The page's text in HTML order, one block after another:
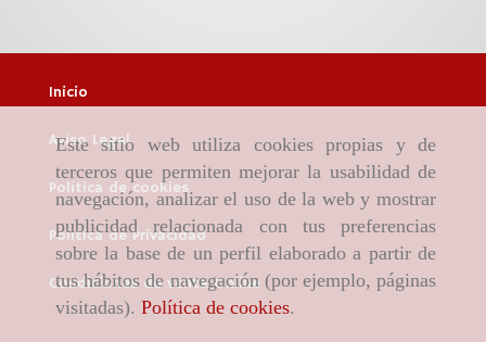
Este sitio web utiliza cookies propias y de
terceros que permiten mejorar la usabilidad de
navegación, analizar el uso de la web y mostrar
publicidad relacionada con tus preferencias
sobre la base de un perfil elaborado a partir de
tus hábitos de navegación (por ejemplo, páginas
visitadas). Política de cookies.
Inicio
Aviso Legal
Política de cookies
Política de Privacidad
Condiciones de venta Online